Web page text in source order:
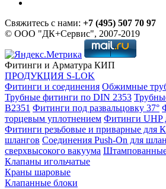
Свяжитесь с нами: +7 (495) 507 70 97
© ООО "ДК+Сервис", 2007-2019
Фитинги и Арматура КИП
ПРОДУКЦИЯ S-LOK
Фитинги и соединения Обжимные
Трубные фитинги по DIN 2353
B2351 Фитинги под развальцовку 37°
торцевым уплотнением Фитинги UHP
Фитинги резьбовые и приварные для
шлангов Соединения Push-On для
сверхвысокого вакуума
Клапаны игольчатые
Краны шаровые
Клапанные блоки